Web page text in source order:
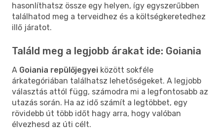
hasonlíthatsz össze egy helyen, így egyszerűbben
találhatod meg a terveidhez és a költségkeretedhez
illő járatot.
Találd meg a legjobb árakat ide: Goiania
A Goiania repülőjegyei között sokféle
árkategóriában találhatsz lehetőségeket. A legjobb
választás attól függ, számodra mi a legfontosabb az
utazás során. Ha az idő számít a legtöbbet, egy
rövidebb út több időt hagy arra, hogy valóban
élvezhesd az úti célt.